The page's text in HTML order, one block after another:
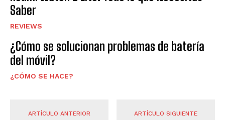
Saber
REVIEWS
¿Cómo se solucionan problemas de batería
del móvil?
¿CÓMO SE HACE?
ARTÍCULO ANTERIOR ARTÍCULO SIGUIENTE